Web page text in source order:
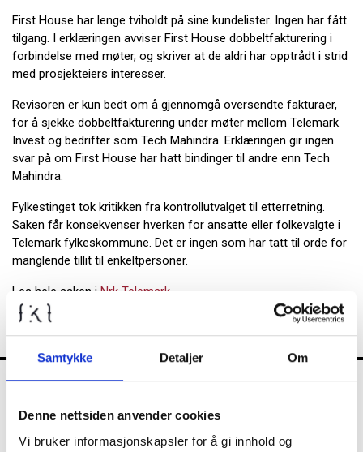
Samtykke Detaljer Om
Denne nettsiden anvender cookies
Vi bruker informasjonskapsler for å gi innhold og
First House har lenge tviholdt på sine kundelister. Ingen har fått
tilgang. I erklæringen avviser First House dobbeltfakturering i
forbindelse med møter, og skriver at de aldri har opptrådt i strid
med prosjekteiers interesser.
Revisoren er kun bedt om å gjennomgå oversendte fakturaer,
for å sjekke dobbeltfakturering under møter mellom Telemark
Invest og bedrifter som Tech Mahindra. Erklæringen gir ingen
svar på om First House har hatt bindinger til andre enn Tech
Mahindra.
Fylkestinget tok kritikken fra kontrollutvalget til etterretning.
Saken får konsekvenser hverken for ansatte eller folkevalgte i
Telemark fylkeskommune. Det er ingen som har tatt til orde for
manglende tillit til enkeltpersoner.
Les hele saken i Nrk Telemark
FKT